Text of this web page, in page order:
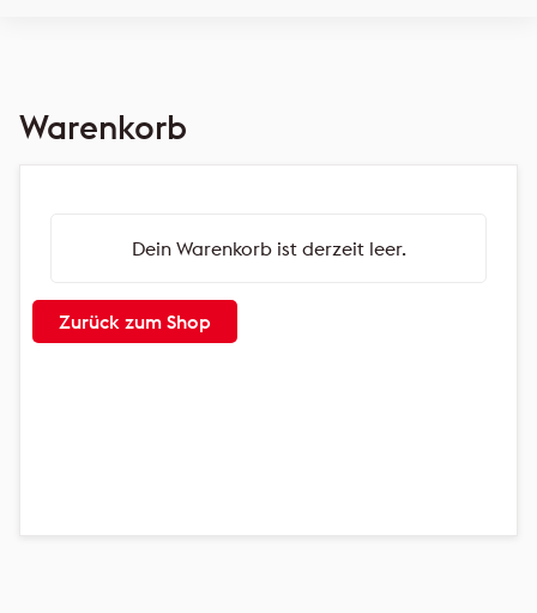
Warenkorb
Dein Warenkorb ist derzeit leer.
Zurück zum Shop